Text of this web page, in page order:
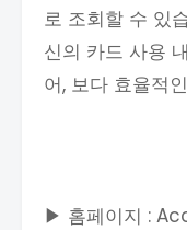
로 조회할 수 있
신의 카드 사용
어, 보다 효율적
▶ 홈페이지 :